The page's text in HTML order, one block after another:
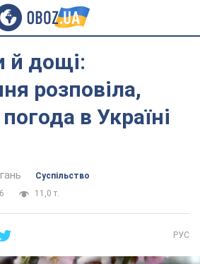
й дощі:
розповіла,
в Україні
Суспільство
11,0 т.
РУС